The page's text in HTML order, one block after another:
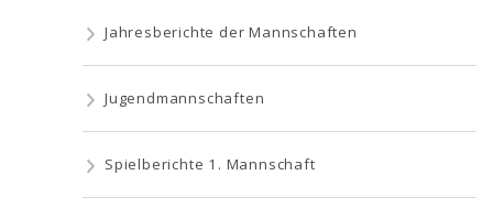
Jahresberichte der Mannschaften
Jugendmannschaften
Spielberichte 1. Mannschaft